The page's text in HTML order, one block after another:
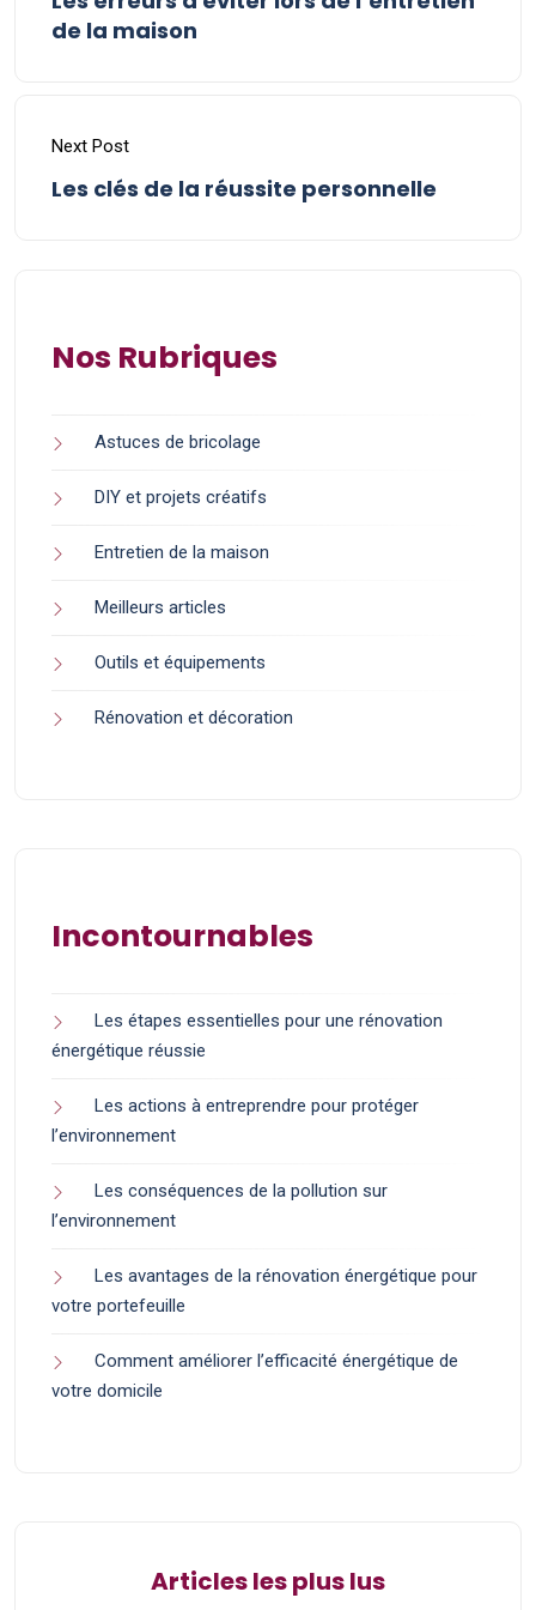
de la maison
Next Post
Les clés de la réussite personnelle
Nos Rubriques
Astuces de bricolage
DIY et projets créatifs
Entretien de la maison
Meilleurs articles
Outils et équipements
Rénovation et décoration
Incontournables
Les étapes essentielles pour une rénovation
énergétique réussie
Les actions à entreprendre pour protéger
l’environnement
Les conséquences de la pollution sur
l’environnement
Les avantages de la rénovation énergétique pour
votre portefeuille
Comment améliorer l’efficacité énergétique de
votre domicile
Articles les plus lus